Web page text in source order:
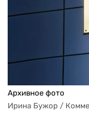
Архивное фото
Ирина Бужор /